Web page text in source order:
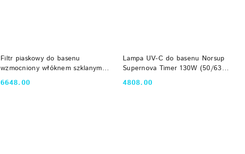
Filtr piaskowy do basenu
wzmocniony włóknem szklanym
Supra V3 750 SM; 2,5 bar
Cena:
6648.00
DO KOSZYKA
Lampa UV-C do basenu Norsup
Supernova Timer 130W (50/63
mm x 1 1/2" GZ x GW, 2bar)
Cena:
4808.00
DO KOSZYKA